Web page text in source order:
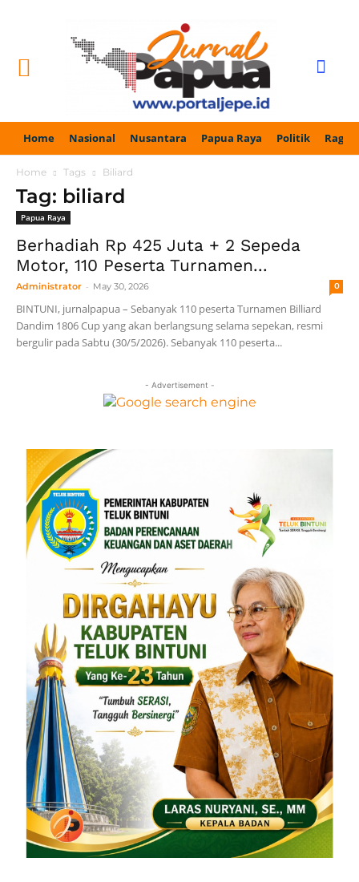
Home Nasional Nusantara Papua Raya Politik
Home Tags Biliard
Tag: biliard
Papua Raya
Berhadiah Rp 425 Juta + 2 Sepeda
Motor, 110 Peserta Turnamen...
Administrator - May 30, 2026 0
BINTUNI, jurnalpapua – Sebanyak 110 peserta Turnamen Billiard
Dandim 1806 Cup yang akan berlangsung selama sepekan, resmi
bergulir pada Sabtu (30/5/2026). Sebanyak 110 peserta...
- Advertisement -